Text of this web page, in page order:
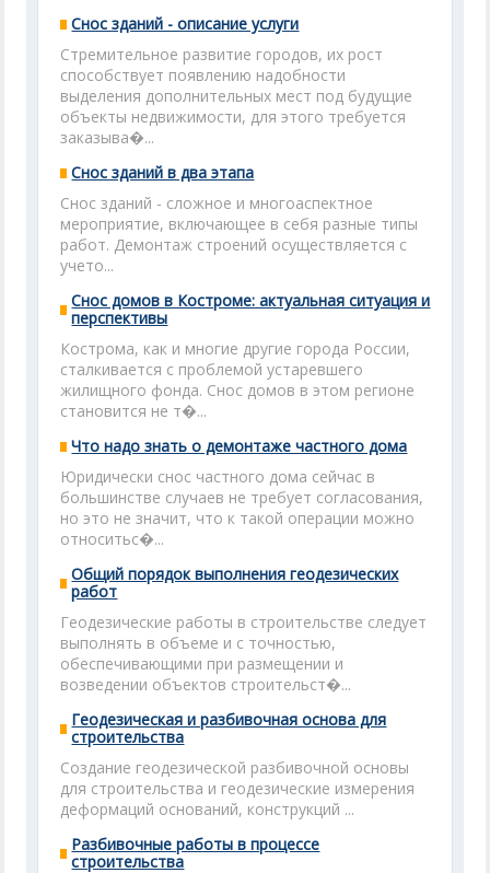
Снос зданий - описание услуги
Стремительное развитие городов, их рост
способствует появлению надобности
выделения дополнительных мест под будущие
объекты недвижимости, для этого требуется
заказыва�...
Снос зданий в два этапа
Снос зданий - сложное и многоаспектное
мероприятие, включающее в себя разные типы
работ. Демонтаж строений осуществляется с
учето...
Снос домов в Костроме: актуальная ситуация и
перспективы
Кострома, как и многие другие города России,
сталкивается с проблемой устаревшего
жилищного фонда. Снос домов в этом регионе
становится не т�...
Что надо знать о демонтаже частного дома
Юридически снос частного дома сейчас в
большинстве случаев не требует согласования,
но это не значит, что к такой операции можно
относитьс�...
Общий порядок выполнения геодезических
работ
Геодезические работы в строительстве следует
выполнять в объеме и с точностью,
обеспечивающими при размещении и
возведении объектов строительст�...
Геодезическая и разбивочная основа для
строительства
Создание геодезической разбивочной основы
для строительства и геодезические измерения
деформаций оснований, конструкций ...
Разбивочные работы в процессе
строительства